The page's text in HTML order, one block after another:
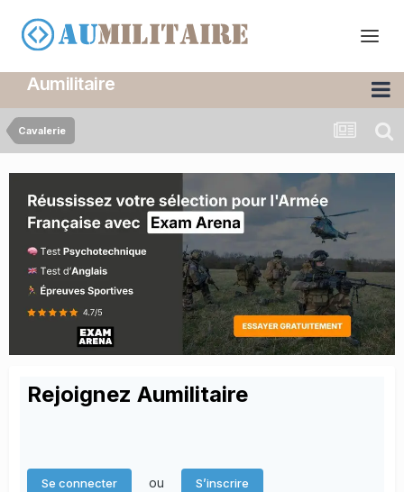
Aumilitaire
Cavalerie
Rejoignez Aumilitaire
Se connecter ou S’inscrire